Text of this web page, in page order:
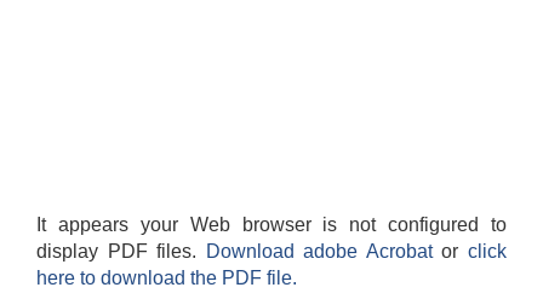
It appears your Web browser is not configured to
display PDF files.
Download adobe Acrobatorclick
here to download the PDF file.